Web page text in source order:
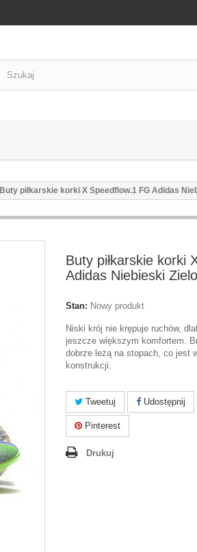
Buty piłkarskie korki X Speedflow.1 FG Adidas
Buty piłkarskie korki
Adidas Niebieski
Stan: Nowy produkt
Niski krój nie krępuje ruchów,
jeszcze większym komfortem.
dobrze leżą na stopach, co jest
konstrukcji.
Tweetuj Udostępnij
Pinterest
Drukuj